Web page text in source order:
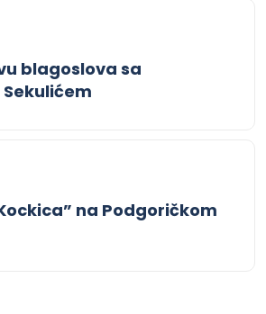
blagoslova sa
na Podgoričkom